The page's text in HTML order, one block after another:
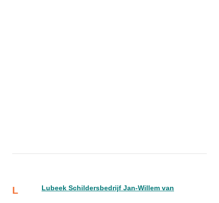
L Lubeek Schildersbedrijf Jan-Willem van